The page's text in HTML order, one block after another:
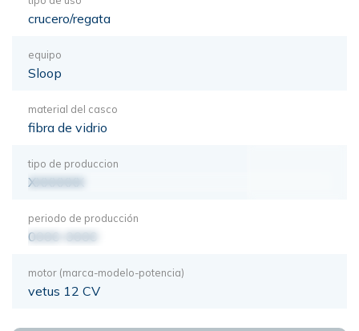
crucero/regata
equipo
Sloop
material del casco
fibra de vidrio
tipo de produccion
XXXXXXX
periodo de producción
0000-0000
motor (marca-modelo-potencia)
vetus 12 CV